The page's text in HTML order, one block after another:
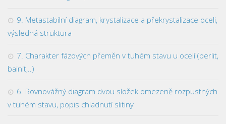
9. Metastabilní diagram, krystalizace a překrystalizace oceli,
výsledná struktura
7. Charakter fázových přeměn v tuhém stavu u ocelí (perlit,
bainit,..)
6. Rovnovážný diagram dvou složek omezeně rozpustných
v tuhém stavu, popis chladnutí slitiny